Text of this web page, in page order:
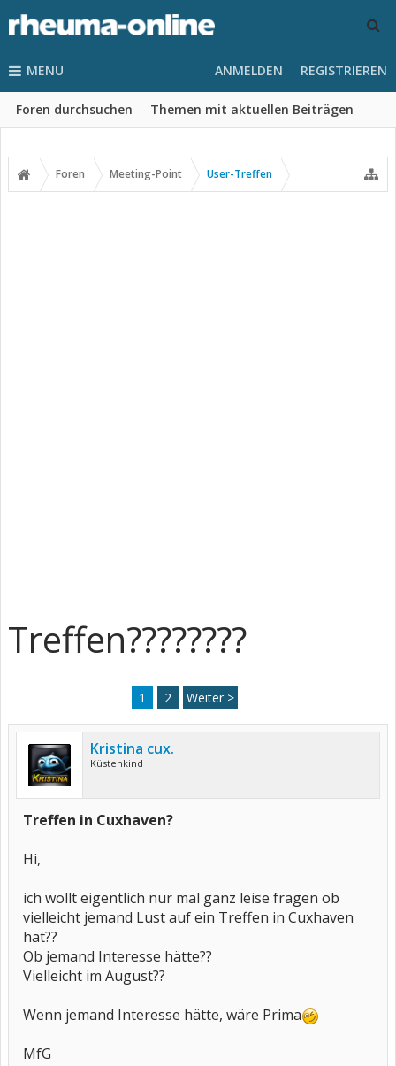
MENU
Foren durchsuchen Themen mit aktuellen Beiträgen
ANMELDEN REGISTRIEREN
Foren Meeting-Point User-Treffen
Treffen????????
1 2 Weiter >
Kristina cux.
Küstenkind
Treffen in Cuxhaven?
Hi,
ich wollt eigentlich nur mal ganz leise fragen ob
vielleicht jemand Lust auf ein Treffen in Cuxhaven
hat??
Ob jemand Interesse hätte??
Vielleicht im August??
Wenn jemand Interesse hätte, wäre Prima
MfG